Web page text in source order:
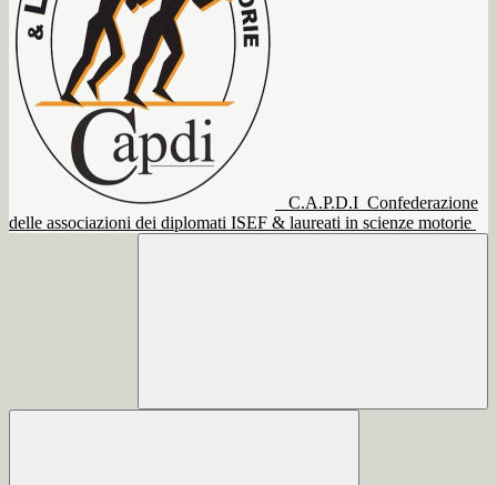
C.A.P.D.I Confederazione
delle associazioni dei diplomati ISEF & laureati in scienze motorie